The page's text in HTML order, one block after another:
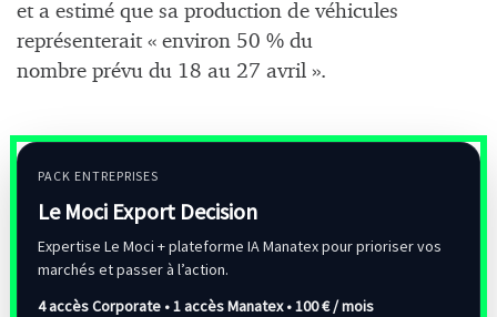
et a estimé que sa production de véhicules
représenterait « environ 50 % du
nombre prévu du 18 au 27 avril ».
PACK ENTREPRISES
Le Moci Export Decision
Expertise Le Moci + plateforme IA Manatex pour prioriser vos
marchés et passer à l’action.
4 accès Corporate • 1 accès Manatex •100 € / mois